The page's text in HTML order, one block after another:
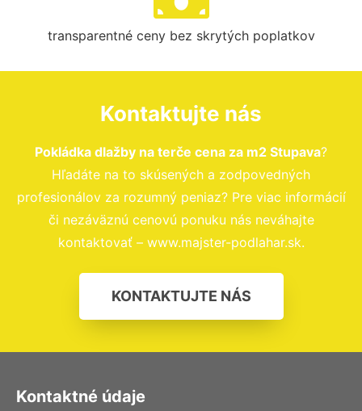
transparentné ceny bez skrytých poplatkov
Kontaktujte nás
Pokládka dlažby na terče cena za m2 Stupava?
Hľadáte na to skúsených a zodpovedných
profesionálov za rozumný peniaz? Pre viac informácií
či nezáväznú cenovú ponuku nás neváhajte
kontaktovať – www.majster-podlahar.sk.
KONTAKTUJTE NÁS
Kontaktné údaje